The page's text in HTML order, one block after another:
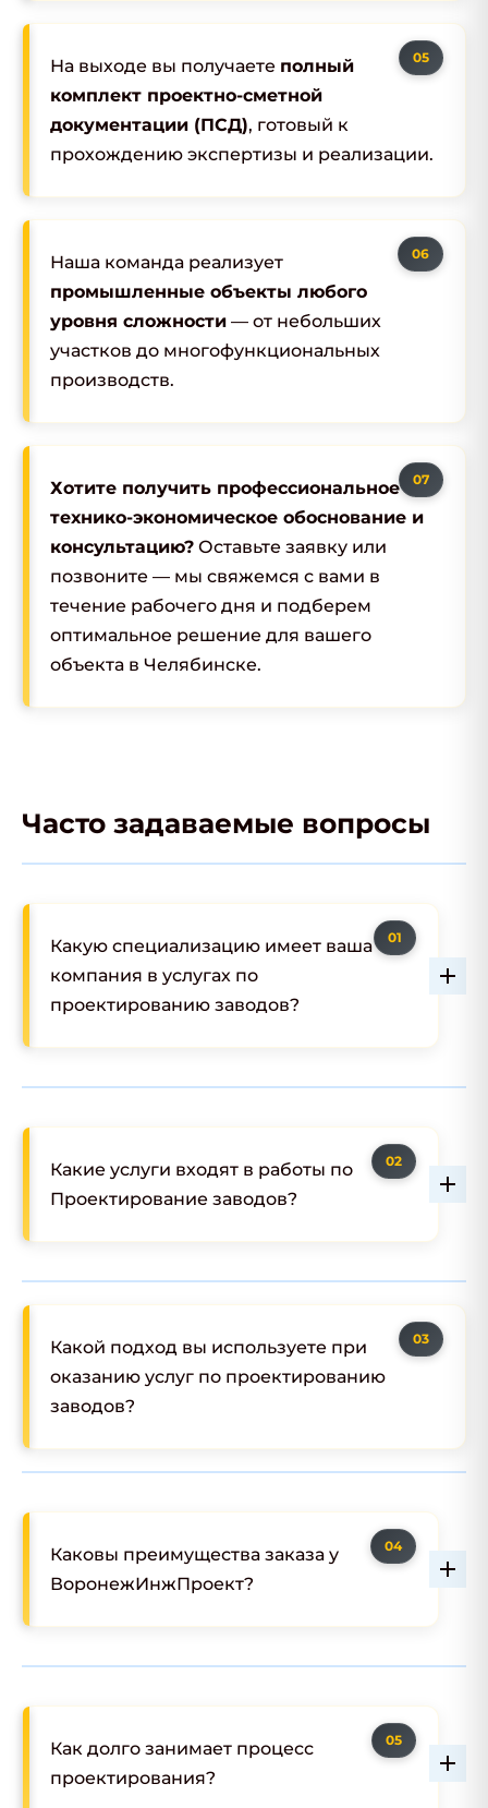
На выходе вы получаете полный
комплект проектно-сметной
документации (ПСД), готовый к
прохождению экспертизы и реализации.
Наша команда реализует
промышленные объекты любого
уровня сложности — от небольших
участков до многофункциональных
производств.
Хотите получить профессиональное
технико-экономическое обоснование и
консультацию? Оставьте заявку или
позвоните — мы свяжемся с вами в
течение рабочего дня и подберем
оптимальное решение для вашего
объекта в Челябинске.
Часто задаваемые вопросы
Какую специализацию имеет ваша
компания в услугах по
проектированию заводов?
Какие услуги входят в работы по
Проектирование заводов?
Какой подход вы используете при
оказанию услуг по проектированию
заводов?
Каковы преимущества заказа у
ВоронежИнжПроект?
Как долго занимает процесс
проектирования?